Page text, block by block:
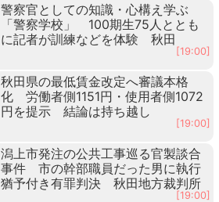
警察官としての知識・心構え学ぶ
「警察学校」 100期生75人ととも
に記者が訓練などを体験 秋田
[19:00]
秋田県の最低賃金改定へ審議本格
化 労働者側1151円・使用者側1072
円を提示 結論は持ち越し
[19:00]
潟上市発注の公共工事巡る官製談合
事件 市の幹部職員だった男に執行
猶予付き有罪判決 秋田地方裁判所
[19:00]